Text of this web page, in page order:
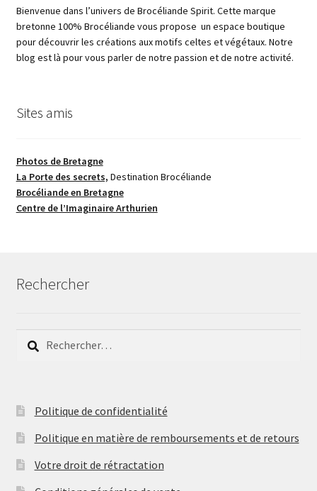
Bienvenue dans l’univers de Brocéliande Spirit. Cette marque
bretonne 100% Brocéliande vous propose un espace boutique
pour découvrir les créations aux motifs celtes et végétaux. Notre
blog est là pour vous parler de notre passion et de notre activité.
Sites amis
Photos de Bretagne
La Porte des secrets, Destination Brocéliande
Brocéliande en Bretagne
Centre de l’Imaginaire Arthurien
Rechercher
Rechercher :
Politique de confidentialité
Politique en matière de remboursements et de retours
Votre droit de rétractation